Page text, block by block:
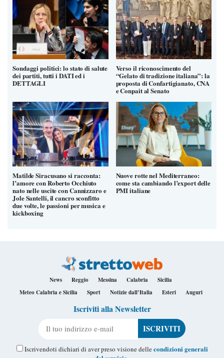
Sondaggi politici: lo stato di salute
dei partiti, tutti i DATI ed i
DETTAGLI
Verso il riconoscimento del
“Gelato di tradizione italiana”: la
proposta di Confartigianato, CNA
e Conpait al Senato
Matilde Siracusano si racconta:
l’amore con Roberto Occhiuto
nato nelle uscite con Cannizzaro e
Jole Santelli, il cancro sconfitto
due volte, le passioni per musica e
kickboxing
Nuove rotte nel Mediterraneo:
come sta cambiando l’export delle
PMI italiane
News Reggio Messina Calabria
Sicilia
Meteo Calabria e Sicilia
Sport Notizie dall’Italia Esteri Auguri
Iscriviti alla Newsletter
Iscrivendoti dichiari di aver preso visione dellecondizioni generali